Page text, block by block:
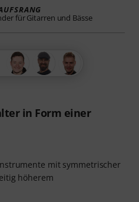
in Form einer
mit symmetrischer
höherem
für Gitarren und Bässe